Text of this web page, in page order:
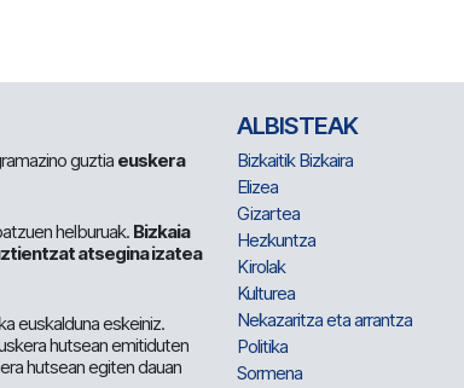
guztia euskera
helburuak. Bizkaia
atsegina izatea
euskalduna eskeiniz.
hutsean emitiduten
hutsean egiten dauan
ALBISTEAK
Bizkaitik Bizkaira
Elizea
Gizartea
Hezkuntza
Kirolak
Kulturea
Nekazaritza eta arrantza
Politika
Sormena